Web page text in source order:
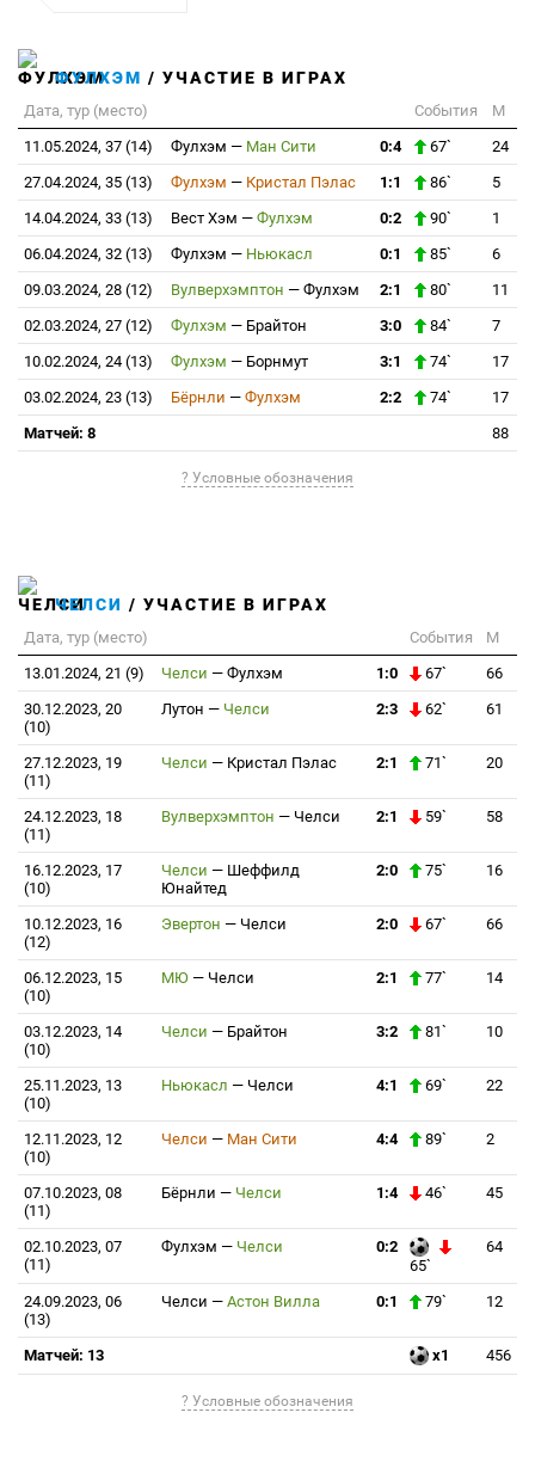
ФУЛХЭМ / УЧАСТИЕ В ИГРАХ
Дата, тур (место) События
М
11.05.2024, 37 (14)
Фулхэм — Ман Сити 0:4 67`
24
27.04.2024, 35 (13)
Фулхэм — Кристал Пэлас 1:1 86`
5
14.04.2024, 33 (13)
Вест Хэм — Фулхэм 0:2 90`
1
06.04.2024, 32 (13)
Фулхэм — Ньюкасл 0:1 85`
6
09.03.2024, 28 (12)
Вулверхэмптон — Фулхэм 2:1 80`
11
02.03.2024, 27 (12)
Фулхэм — Брайтон 3:0 84`
7
10.02.2024, 24 (13)
Фулхэм — Борнмут 3:1 74`
17
03.02.2024, 23 (13)
Бёрнли — Фулхэм 2:2 74`
17
Матчей: 8
88
? Условные обозначения
ЧЕЛСИ / УЧАСТИЕ В ИГРАХ
Дата, тур (место) События
М
13.01.2024, 21 (9)
Челси — Фулхэм 1:0 67`
66
30.12.2023, 20
(10)
Лутон — Челси 2:3 62` 61
27.12.2023, 19
(11)
Челси — Кристал Пэлас 2:1 71` 20
24.12.2023, 18
(11)
Вулверхэмптон — Челси 2:1 59` 58
16.12.2023, 17
(10)
Челси — Шеффилд
Юнайтед
2:0 75` 16
10.12.2023, 16
(12)
Эвертон — Челси 2:0 67` 66
06.12.2023, 15
(10)
МЮ — Челси 2:1 77` 14
03.12.2023, 14
(10)
Челси — Брайтон 3:2 81` 10
25.11.2023, 13
(10)
Ньюкасл — Челси 4:1 69` 22
12.11.2023, 12
(10)
Челси — Ман Сити 4:4 89` 2
07.10.2023, 08
(11)
Бёрнли — Челси 1:4 46` 45
02.10.2023, 07
(11)
Фулхэм — Челси
0:2
65`
64
24.09.2023, 06
(13)
Челси — Астон Вилла 0:1 79` 12
Матчей: 13 x1 456
? Условные обозначения